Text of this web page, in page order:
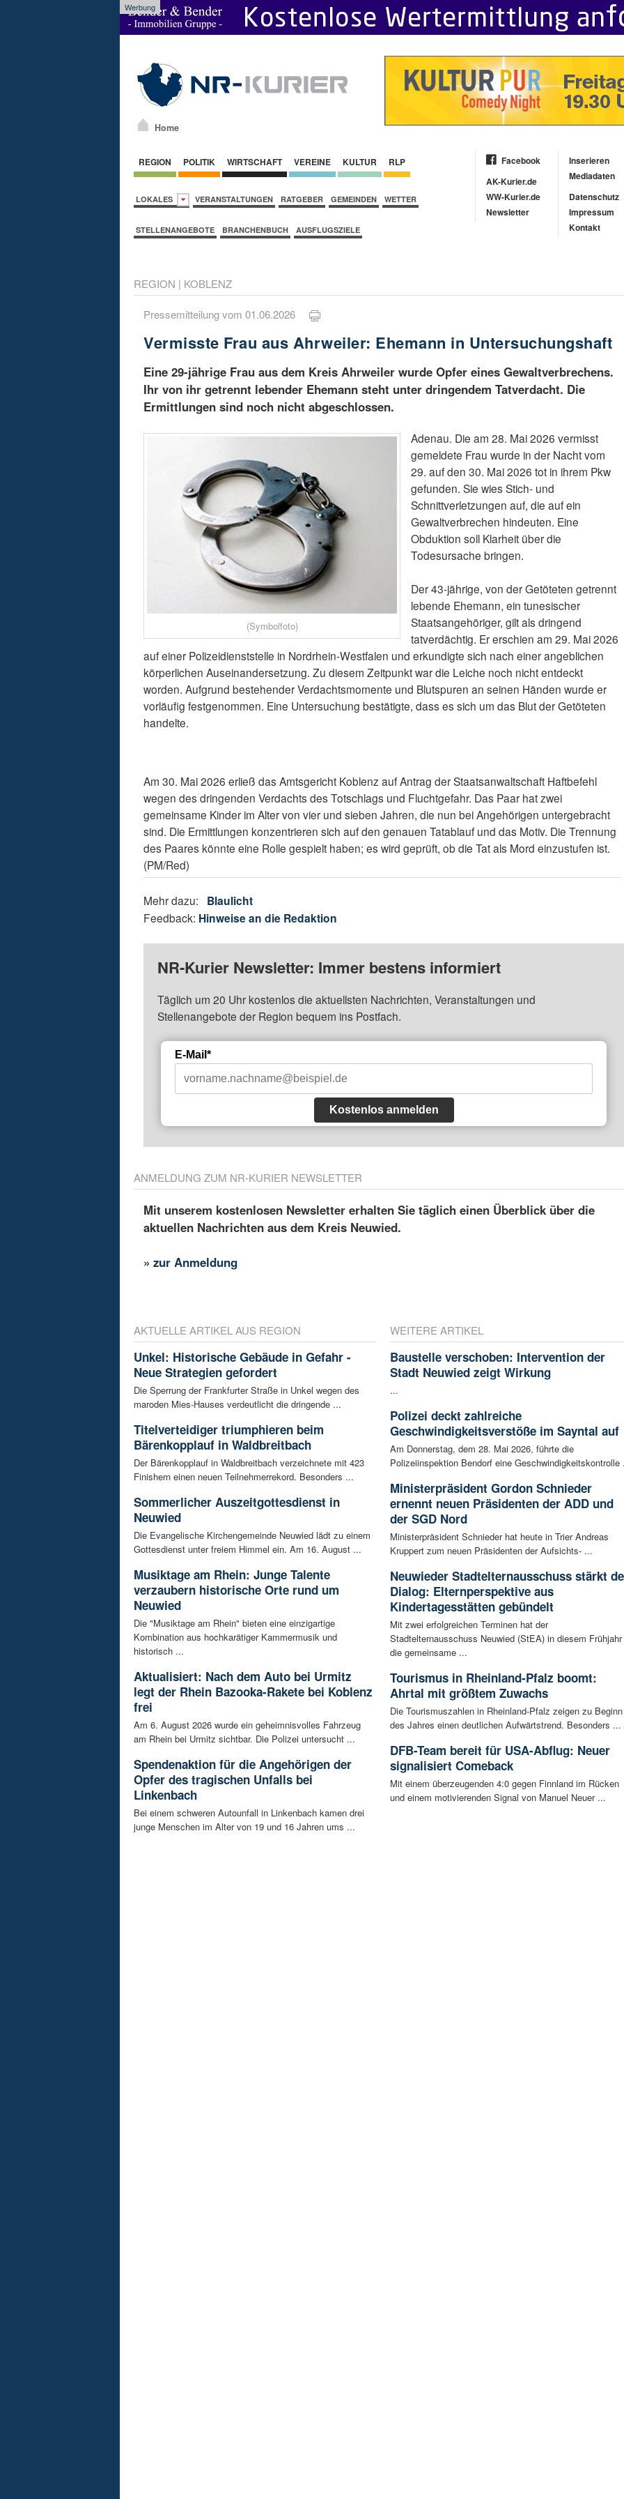
Werbung
Home
REGION POLITIK WIRTSCHAFT VEREINE KULTUR RLP
LOKALES VERANSTALTUNGEN RATGEBER GEMEINDEN WETTER
STELLENANGEBOTE BRANCHENBUCH AUSFLUGSZIELE
Facebook
AK-Kurier.de
WW-Kurier.de
Newsletter
Inserieren
Mediadaten
Datenschutz
Impressum
Kontakt
REGION | KOBLENZ
Pressemitteilung vom 01.06.2026
Vermisste Frau aus Ahrweiler: Ehemann in Untersuchungshaft
Eine 29-jährige Frau aus dem Kreis Ahrweiler wurde Opfer eines Gewaltverbrechens.
Ihr von ihr getrennt lebender Ehemann steht unter dringendem Tatverdacht. Die
Ermittlungen sind noch nicht abgeschlossen.
(Symbolfoto)
Adenau. Die am 28. Mai 2026 vermisst
gemeldete Frau wurde in der Nacht vom
29. auf den 30. Mai 2026 tot in ihrem Pkw
gefunden. Sie wies Stich- und
Schnittverletzungen auf, die auf ein
Gewaltverbrechen hindeuten. Eine
Obduktion soll Klarheit über die
Todesursache bringen.
Der 43-jährige, von der Getöteten getrennt
lebende Ehemann, ein tunesischer
Staatsangehöriger, gilt als dringend
tatverdächtig. Er erschien am 29. Mai 2026
auf einer Polizeidienststelle in Nordrhein-Westfalen und erkundigte sich nach einer angeblichen
körperlichen Auseinandersetzung. Zu diesem Zeitpunkt war die Leiche noch nicht entdeckt
worden. Aufgrund bestehender Verdachtsmomente und Blutspuren an seinen Händen wurde er
vorläufig festgenommen. Eine Untersuchung bestätigte, dass es sich um das Blut der Getöteten
handelte.
Am 30. Mai 2026 erließ das Amtsgericht Koblenz auf Antrag der Staatsanwaltschaft Haftbefehl
wegen des dringenden Verdachts des Totschlags und Fluchtgefahr. Das Paar hat zwei
gemeinsame Kinder im Alter von vier und sieben Jahren, die nun bei Angehörigen untergebracht
sind. Die Ermittlungen konzentrieren sich auf den genauen Tatablauf und das Motiv. Die Trennung
des Paares könnte eine Rolle gespielt haben; es wird geprüft, ob die Tat als Mord einzustufen ist.
(PM/Red)
Mehr dazu: Blaulicht
Feedback: Hinweise an die Redaktion
NR-Kurier Newsletter: Immer bestens informiert
Täglich um 20 Uhr kostenlos die aktuellsten Nachrichten, Veranstaltungen und
Stellenangebote der Region bequem ins Postfach.
E-Mail*
Kostenlos anmelden
ANMELDUNG ZUM NR-KURIER NEWSLETTER
Mit unserem kostenlosen Newsletter erhalten Sie täglich einen Überblick über die
aktuellen Nachrichten aus dem Kreis Neuwied.
»zur Anmeldung
AKTUELLE ARTIKEL AUS REGION
Unkel: Historische Gebäude in Gefahr -
Neue Strategien gefordert
Die Sperrung der Frankfurter Straße in Unkel wegen des
maroden Mies-Hauses verdeutlicht die dringende ...
Titelverteidiger triumphieren beim
Bärenkopplauf in Waldbreitbach
Der Bärenkopplauf in Waldbreitbach verzeichnete mit 423
Finishern einen neuen Teilnehmerrekord. Besonders ...
Sommerlicher Auszeitgottesdienst in
Neuwied
Die Evangelische Kirchengemeinde Neuwied lädt zu einem
Gottesdienst unter freiem Himmel ein. Am 16. August ...
Musiktage am Rhein: Junge Talente
verzaubern historische Orte rund um
Neuwied
Die "Musiktage am Rhein" bieten eine einzigartige
Kombination aus hochkarätiger Kammermusik und
historisch ...
Aktualisiert: Nach dem Auto bei Urmitz
legt der Rhein Bazooka-Rakete bei Koblenz
frei
Am 6. August 2026 wurde ein geheimnisvolles Fahrzeug
am Rhein bei Urmitz sichtbar. Die Polizei untersucht ...
Spendenaktion für die Angehörigen der
Opfer des tragischen Unfalls bei
Linkenbach
Bei einem schweren Autounfall in Linkenbach kamen drei
junge Menschen im Alter von 19 und 16 Jahren ums ...
WEITERE ARTIKEL
Baustelle verschoben: Intervention der
Stadt Neuwied zeigt Wirkung
...
Polizei deckt zahlreiche
Geschwindigkeitsverstöße im Sayntal auf
Am Donnerstag, dem 28. Mai 2026, führte die
Polizeiinspektion Bendorf eine Geschwindigkeitskontrolle
Ministerpräsident Gordon Schnieder
ernennt neuen Präsidenten der ADD und
der SGD Nord
Ministerpräsident Schnieder hat heute in Trier Andreas
Kruppert zum neuen Präsidenten der Aufsichts- ...
Neuwieder Stadtelternausschuss stärkt
Dialog: Elternperspektive aus
Kindertagesstätten gebündelt
Mit zwei erfolgreichen Terminen hat der
Stadtelternausschuss Neuwied (StEA) in diesem Frühjahr
die gemeinsame ...
Tourismus in Rheinland-Pfalz boomt:
Ahrtal mit größtem Zuwachs
Die Tourismuszahlen in Rheinland-Pfalz zeigen zu Beginn
des Jahres einen deutlichen Aufwärtstrend. Besonders ...
DFB-Team bereit für USA-Abflug: Neuer
signalisiert Comeback
Mit einem überzeugenden 4:0 gegen Finnland im Rücken
und einem motivierenden Signal von Manuel Neuer ...